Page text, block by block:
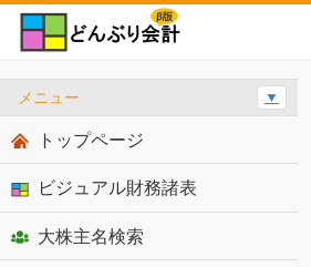
メニュー ▼
トップページ
ビジュアル財務諸表
大株主名検索